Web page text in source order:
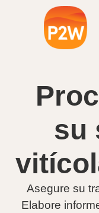
su
Asegure su
Elabore